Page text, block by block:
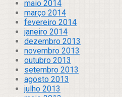
maio 2014
março 2014
fevereiro 2014
janeiro 2014
dezembro 2013
novembro 2013
outubro 2013
setembro 2013
agosto 2013
julho 2013